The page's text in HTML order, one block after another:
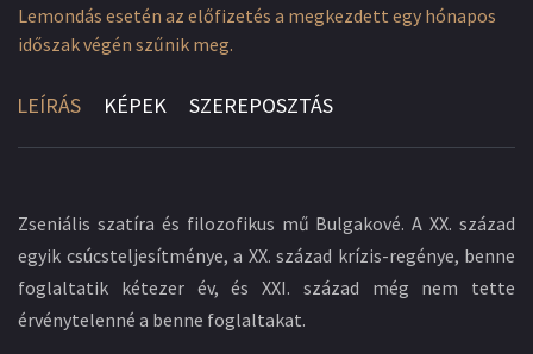
Lemondás esetén az előfizetés a megkezdett egy hónapos
időszak végén szűnik meg.
LEÍRÁS KÉPEK SZEREPOSZTÁS
Zseniális szatíra és filozofikus mű Bulgakové. A XX. század
egyik csúcsteljesítménye, a XX. század krízis-regénye, benne
foglaltatik kétezer év, és XXI. század még nem tette
érvénytelenné a benne foglaltakat.